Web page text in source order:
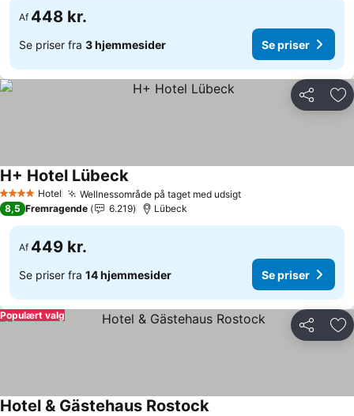
Af 448 kr.
Se priser fra 3 hjemmesider Se priser
Del
4 StjernerHotel Wellnessområde på taget med udsigt
H+ Hotel Lübeck
8,5 Fremragende 6.219 Lübeck
Af 449 kr.
Se priser fra 14 hjemmesider Se priser
Del
Populært valg
Hotel & Gästehaus Rostock